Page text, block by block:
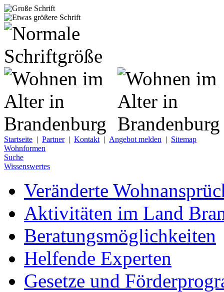
Startseite | Partner| Kontakt | Angebot melden | Sitemap
Wohnformen
Suche
Wissenswertes
Veränderte
Aktivitäten im Land
Beratungsmöglichkeiten
Helfende Experten
Gesetze und